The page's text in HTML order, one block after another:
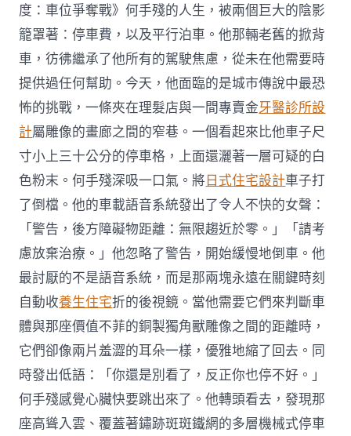
度：車位爭奪戰》何手殘的人生，被兩個巨大的陰影
籠罩著：停車費，以及平行泊車。他那輛老舊的掀背
車，彷彿繼承了他所有的駕駛焦慮，從未在他需要時
提供過任何幫助。今天，他面臨的是城市傳說中最恐
怖的挑戰，一條夾在理髮店與一間專賣金牙醫診所設
計屬雕像的畫廊之間的窄巷。一個看起來比他車子尺
寸小上三十公分的停車格，上面還灑著一層可疑的白
色粉末。何手殘深吸一口氣。將日式住宅設計車子打
了倒檔。他的車載語音系統發出了令人不快的女聲：
「警告，後方障礙物距離：無限趨近於零。」「請考
慮放棄治療。」他忽略了警告，開始緩慢地倒車。他
最討厭的不是語音系統，而是那兩塊永遠在關鍵時刻
自動收養生住宅折的後視鏡。當他需要它們來判斷車
體與那座價值不菲的銅製獨角獸雕像之間的距離時，
它們卻像兩片羞澀的耳朵一樣，優雅地縮了回去。同
時發出低語：「你還是別看了，反正你也停不好。」
何手殘感覺心臟快要跳出來了。他轉頭看去，發現那
座高聳入雲、覆蓋著鏽跡斑斑鐵網的多層機械式停車